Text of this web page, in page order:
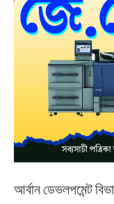
আর্বান ডেভলপমেন্ট